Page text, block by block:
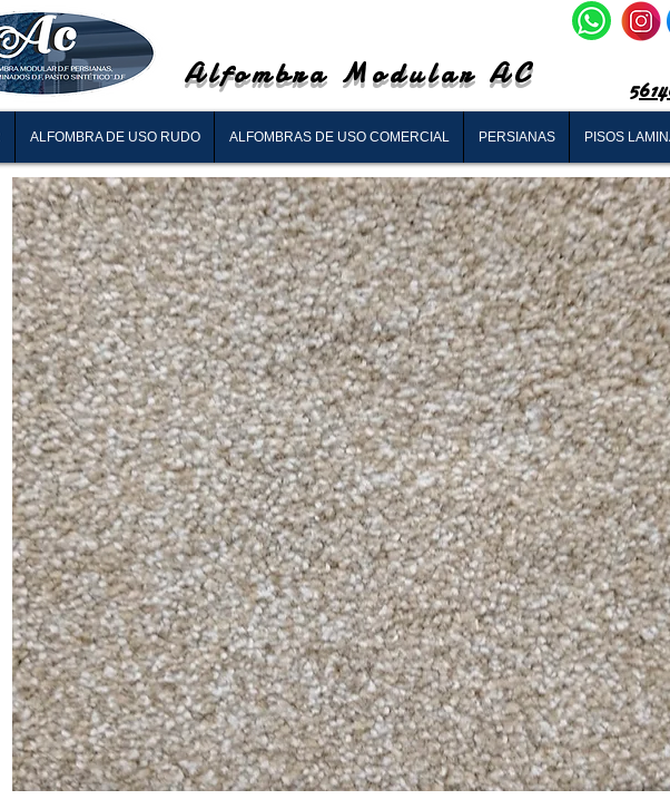
Alfombra Modular AC
ALFOMBRA DE USO RUDO ALFOMBRAS DE USO COMERCIAL PERSIANAS PISOS